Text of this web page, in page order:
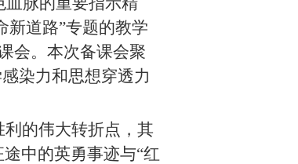
新道路”专题的教学
会。本次备课会聚
染力和思想穿透力
的伟大转折点，其
中的英勇事迹与“红